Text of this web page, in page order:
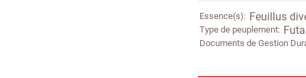
Essence(s) Feuillus
Type de peuplement
Documents de Gestion